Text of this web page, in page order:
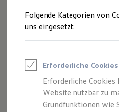
Saisonangebote
Reifenpakete
Leasing
Leasing-
Elektroauto
Kleinwagen-
Leasing ohne
Finanzierung
Autokredit mit
speziell
Impressum
Datenschutzerklärung
Folgende Kategorien von
uns eingesetzt:
Erforderliche Cookies
Erforderliche Cookies
Website nutzbar zu
Grundfunktionen wie